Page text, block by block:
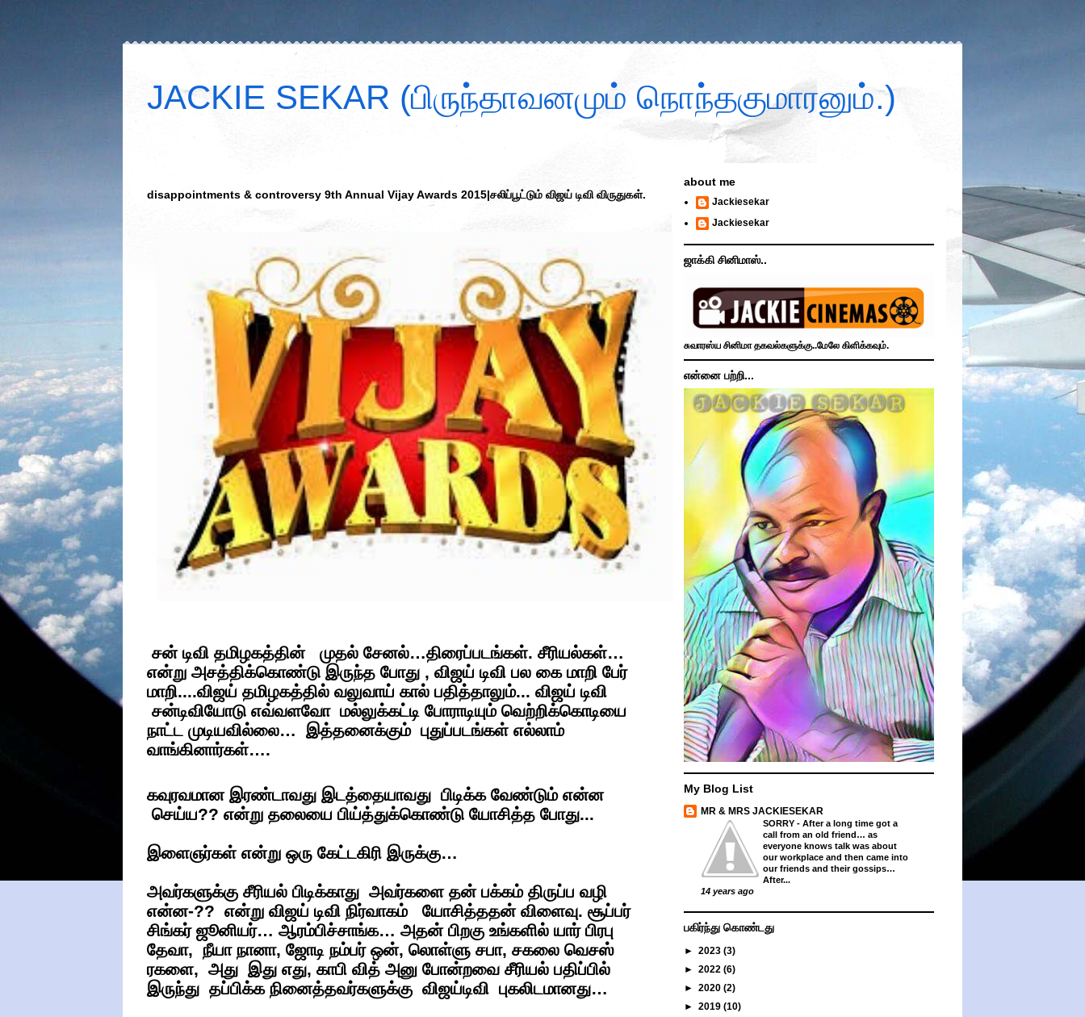
JACKIE SEKAR (பிருந்தாவனமும் நொந்தகுமாரனும்.)
disappointments & controversy 9th Annual Vijay Awards 2015|சலிப்பூட்டும் விஜய் டிவி விருதுகள்.
சன் டிவி தமிழகத்தின் முதல் சேனல்…திரைப்படங்கள். சீரியல்கள்…
என்று அசத்திக்கொண்டு இருந்த போது , விஜய் டிவி பல கை மாறி பேர்
மாறி....விஜய் தமிழகத்தில் வலுவாய் கால் பதித்தாலும்... விஜய் டிவி
சன்டிவியோடு எவ்வளவோ மல்லுக்கட்டி போராடியும் வெற்றிக்கொடியை
நாட்ட முடியவில்லை… இத்தனைக்கும் புதுப்படங்கள் எல்லாம்
வாங்கினார்கள்….
கவுரவமான இரண்டாவது இடத்தையாவது பிடிக்க வேண்டும் என்ன
செய்ய?? என்று தலையை பிய்த்துக்கொண்டு யோசித்த போது...
இளைஞர்கள் என்று ஒரு கேட்டகிரி இருக்கு…
அவர்களுக்கு சீரியல் பிடிக்காது அவர்களை தன் பக்கம் திருப்ப வழி
என்ன-?? என்று விஜய் டிவி நிர்வாகம் யோசித்ததன் விளைவு. சூப்பர்
சிங்கர் ஜூனியர்… ஆரம்பிச்சாங்க… அதன் பிறகு உங்களில் யார் பிரபு
தேவா, நீயா நானா, ஜோடி நம்பர் ஒன், லொள்ளு சபா, சகலை வெசஸ்
ரகளை, அது இது எது, காபி வித் அனு போன்றவை சீரியல் பதிப்பில்
இருந்து தப்பிக்க நினைத்தவர்களுக்கு விஜய்டிவி புகலிடமானது…
about me
Jackiesekar
Jackiesekar
ஜாக்கி சினிமாஸ்..
சுவாரஸ்ய சினிமா தகவல்களுக்கு..மேலே கிளிக்கவும்.
என்னை பற்றி...
My Blog List
MR & MRS JACKIESEKAR
SORRY - After a long time got a
call from an old friend… as
everyone knows talk was about
our workplace and then came into
our friends and their gossips…
After...
14 years ago
பகிர்ந்து கொண்டது
► 2023 (3)
► 2022 (6)
► 2020 (2)
► 2019 (10)